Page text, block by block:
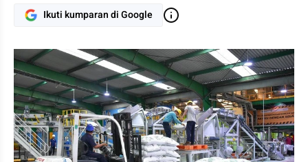
Ikuti kumparan di Google